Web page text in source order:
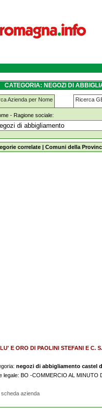
castel-del-rio
CATEGORIA: NEGOZI DI
Azienda per Nome Ricerca
- Ragione sociale:
di-abbigliamento castel-del-
correlate | Comuni della
E ORO DI PAOLINI STEFANI E C.
negozi di abbigliamento castel
legale: BO -COMMERCIO AL MINUTO
scheda azienda